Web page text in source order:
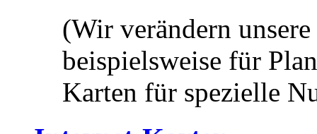
(Wir verändern
beispielsweise für
Karten für spezielle